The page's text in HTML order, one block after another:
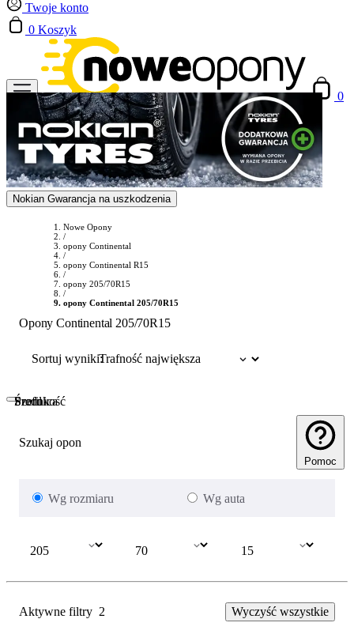
Twoje konto
0 Koszyk
0
Nokian Gwarancja na uszkodzenia
Nowe Opony
/
opony Continental
/
opony Continental R15
/
opony 205/70R15
/
opony Continental 205/70R15
Opony Continental 205/70R15
Sortuj wyniki:
Szukaj opon
Pomoc
Wg rozmiaru Wg auta
Szerokość
Profil
Średnica
Aktywne filtry 2 Wyczyść wszystkie